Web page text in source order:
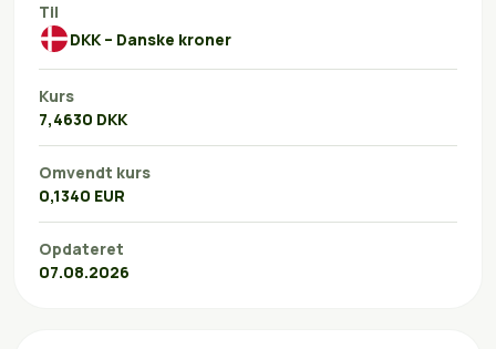
Til
DKK – Danske kroner
Kurs
7,4630 DKK
Omvendt kurs
0,1340 EUR
Opdateret
07.08.2026